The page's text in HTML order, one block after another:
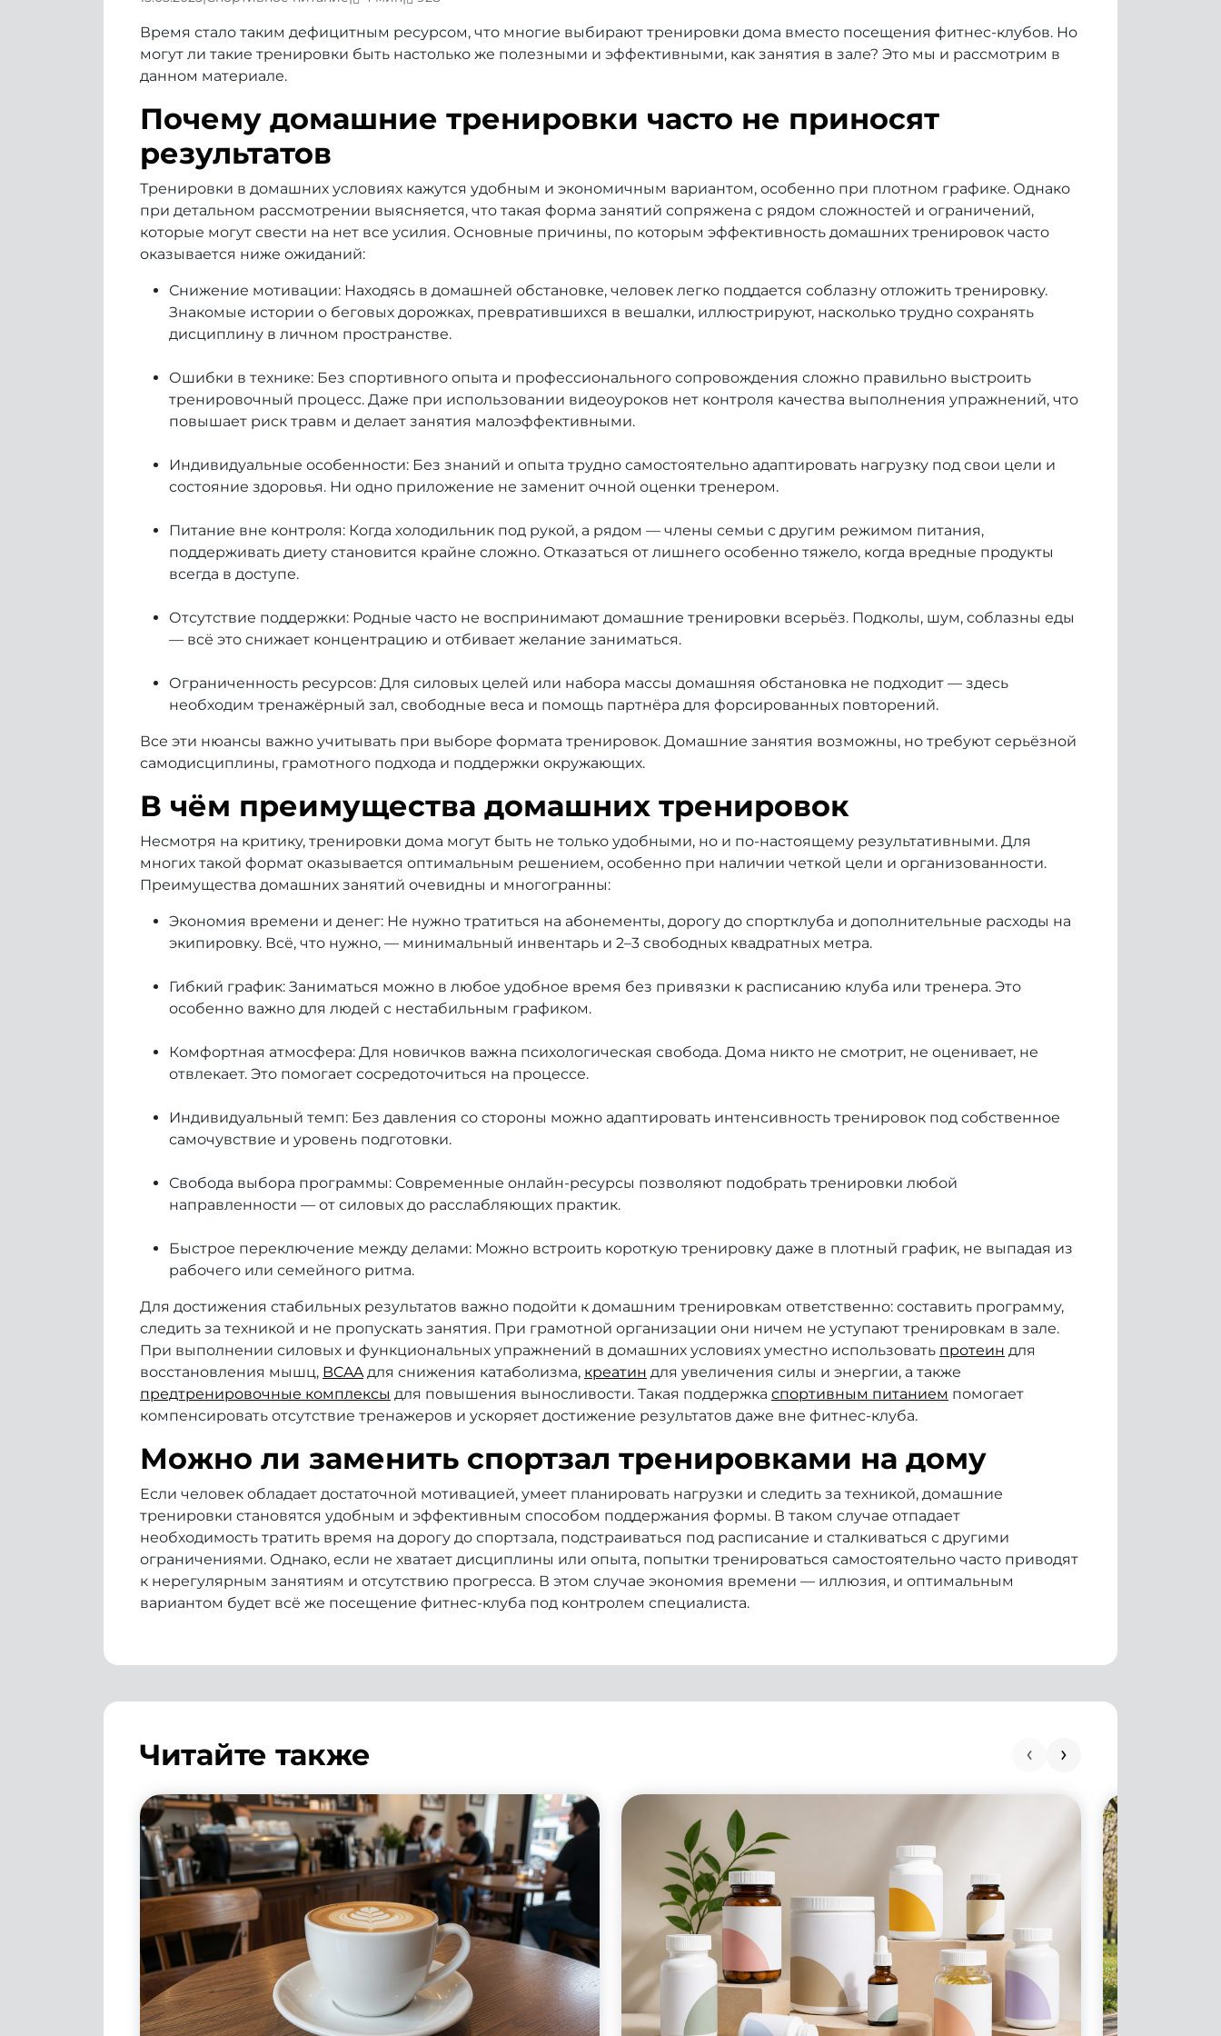
Время стало таким дефицитным ресурсом, что многие выбирают тренировки дома вместо посещения фитнес-клубов. Но
могут ли такие тренировки быть настолько же полезными и эффективными, как занятия в зале? Это мы и рассмотрим в
данном материале.
Почему домашние тренировки часто не приносят
результатов
Тренировки в домашних условиях кажутся удобным и экономичным вариантом, особенно при плотном графике. Однако
при детальном рассмотрении выясняется, что такая форма занятий сопряжена с рядом сложностей и ограничений,
которые могут свести на нет все усилия. Основные причины, по которым эффективность домашних тренировок часто
оказывается ниже ожиданий:
Снижение мотивации: Находясь в домашней обстановке, человек легко поддается соблазну отложить тренировку.
Знакомые истории о беговых дорожках, превратившихся в вешалки, иллюстрируют, насколько трудно сохранять
дисциплину в личном пространстве.
Ошибки в технике: Без спортивного опыта и профессионального сопровождения сложно правильно выстроить
тренировочный процесс. Даже при использовании видеоуроков нет контроля качества выполнения упражнений, что
повышает риск травм и делает занятия малоэффективными.
Индивидуальные особенности: Без знаний и опыта трудно самостоятельно адаптировать нагрузку под свои цели и
состояние здоровья. Ни одно приложение не заменит очной оценки тренером.
Питание вне контроля: Когда холодильник под рукой, а рядом — члены семьи с другим режимом питания,
поддерживать диету становится крайне сложно. Отказаться от лишнего особенно тяжело, когда вредные продукты
всегда в доступе.
Отсутствие поддержки: Родные часто не воспринимают домашние тренировки всерьёз. Подколы, шум, соблазны еды
— всё это снижает концентрацию и отбивает желание заниматься.
Ограниченность ресурсов: Для силовых целей или набора массы домашняя обстановка не подходит — здесь
необходим тренажёрный зал, свободные веса и помощь партнёра для форсированных повторений.
Все эти нюансы важно учитывать при выборе формата тренировок. Домашние занятия возможны, но требуют серьёзной
самодисциплины, грамотного подхода и поддержки окружающих.
В чём преимущества домашних тренировок
Несмотря на критику, тренировки дома могут быть не только удобными, но и по-настоящему результативными. Для
многих такой формат оказывается оптимальным решением, особенно при наличии четкой цели и организованности.
Преимущества домашних занятий очевидны и многогранны:
Экономия времени и денег: Не нужно тратиться на абонементы, дорогу до спортклуба и дополнительные расходы на
экипировку. Всё, что нужно, — минимальный инвентарь и 2–3 свободных квадратных метра.
Гибкий график: Заниматься можно в любое удобное время без привязки к расписанию клуба или тренера. Это
особенно важно для людей с нестабильным графиком.
Комфортная атмосфера: Для новичков важна психологическая свобода. Дома никто не смотрит, не оценивает, не
отвлекает. Это помогает сосредоточиться на процессе.
Индивидуальный темп: Без давления со стороны можно адаптировать интенсивность тренировок под собственное
самочувствие и уровень подготовки.
Свобода выбора программы: Современные онлайн-ресурсы позволяют подобрать тренировки любой
направленности — от силовых до расслабляющих практик.
Быстрое переключение между делами: Можно встроить короткую тренировку даже в плотный график, не выпадая из
рабочего или семейного ритма.
Для достижения стабильных результатов важно подойти к домашним тренировкам ответственно: составить программу,
следить за техникой и не пропускать занятия. При грамотной организации они ничем не уступают тренировкам в зале.
При выполнении силовых и функциональных упражнений в домашних условиях уместно использовать протеин для
восстановления мышц, BCAAдля снижения катаболизма, креатин для увеличения силы и энергии, а также
предтренировочные комплексы для повышения выносливости. Такая поддержка спортивным питанием помогает
компенсировать отсутствие тренажеров и ускоряет достижение результатов даже вне фитнес-клуба.
Можно ли заменить спортзал тренировками на дому
Если человек обладает достаточной мотивацией, умеет планировать нагрузки и следить за техникой, домашние
тренировки становятся удобным и эффективным способом поддержания формы. В таком случае отпадает
необходимость тратить время на дорогу до спортзала, подстраиваться под расписание и сталкиваться с другими
ограничениями. Однако, если не хватает дисциплины или опыта, попытки тренироваться самостоятельно часто приводят
к нерегулярным занятиям и отсутствию прогресса. В этом случае экономия времени — иллюзия, и оптимальным
вариантом будет всё же посещение фитнес-клуба под контролем специалиста.
Читайте также